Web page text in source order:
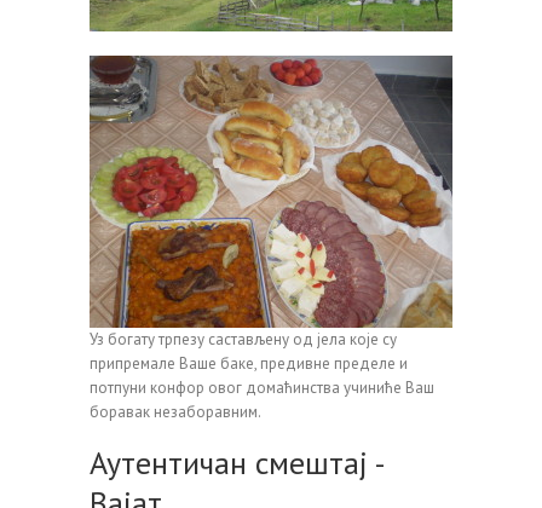
Уз богату трпезу састављену од јела које су
припремале Ваше баке, предивне пределе и
потпуни конфор овог домаћинства учиниће Ваш
боравак незаборавним.
Аутентичан смештај -